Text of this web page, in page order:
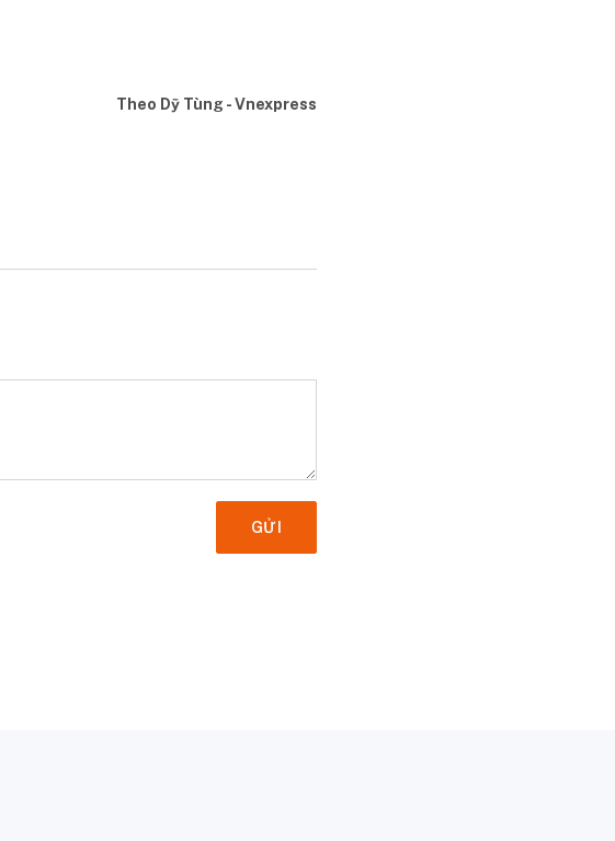
Theo Dỹ Tùng - Vnexpress
GỬI